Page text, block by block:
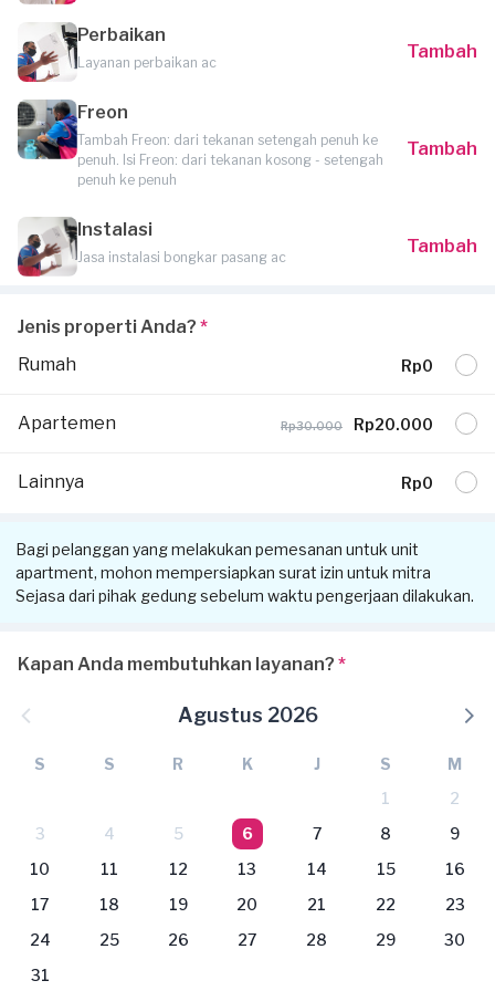
Perbaikan
Layanan perbaikan ac
Tambah
Freon
Tambah Freon: dari tekanan setengah penuh ke
penuh. Isi Freon: dari tekanan kosong - setengah
penuh ke penuh
Tambah
Instalasi
Jasa instalasi bongkar pasang ac
Tambah
Jenis properti Anda? *
Rumah
Rp0
Apartemen Rp30.000 Rp20.000
Lainnya Rp0
Bagi pelanggan yang melakukan pemesanan untuk unit
apartment, mohon mempersiapkan surat izin untuk mitra
Sejasa dari pihak gedung sebelum waktu pengerjaan dilakukan.
Kapan Anda membutuhkan layanan? *
Agustus 2026
S S R K J S
M
1
2
3
4 5 6 7 8
9
10
11 12 13 14 15
16
17
18 19 20 21 22
23
24
25 26 27 28 29
30
31